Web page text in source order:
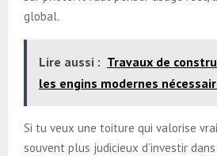
global.
Lire aussi : Travaux de
les engins modernes
Si tu veux une toiture qui valorise
souvent plus judicieux d’investir